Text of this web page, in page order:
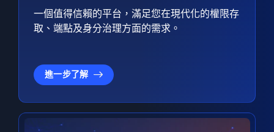
一個值得信賴的平台，滿足您在現代化的權限存
取、端點及身分治理方面的需求。
進一步了解